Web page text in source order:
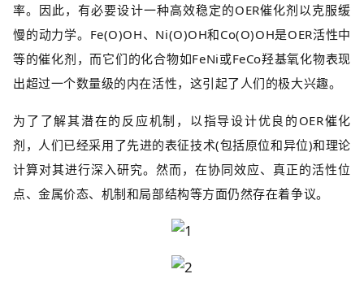
率。因此，有必要设计一种高效稳定的OER催化剂以克服缓
慢的动力学。Fe(O)OH、Ni(O)OH和Co(O)OH是OER活性中
等的催化剂，而它们的化合物如FeNi或FeCo羟基氧化物表现
出超过一个数量级的内在活性，这引起了人们的极大兴趣。
为了了解其潜在的反应机制，以指导设计优良的OER催化
剂，人们已经采用了先进的表征技术(包括原位和异位)和理论
计算对其进行深入研究。然而，在协同效应、真正的活性位
点、金属价态、机制和局部结构等方面仍然存在着争议。